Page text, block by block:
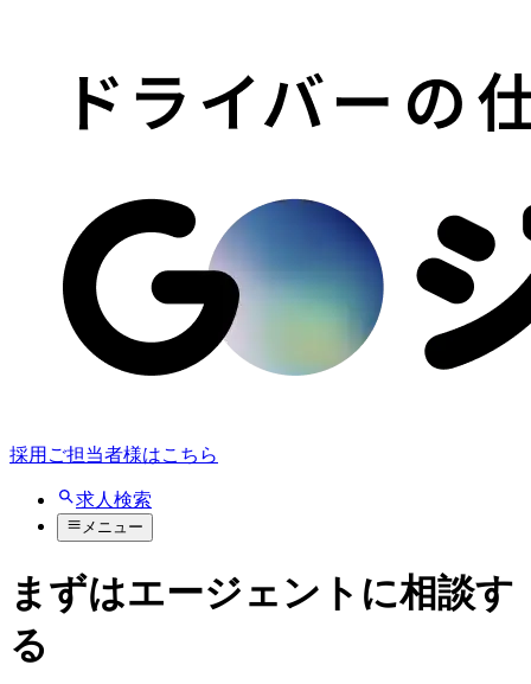
採用ご担当者様はこちら
求人検索
メニュー
まずはエージェントに相談す
る